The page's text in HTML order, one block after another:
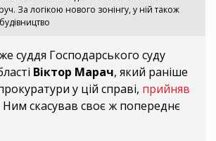
За логікою нового зонінгу, у ній також
суддя Господарського суду
Віктор Марач, який раніше
у цій справі, прийняв
Ним скасував своє ж попереднє